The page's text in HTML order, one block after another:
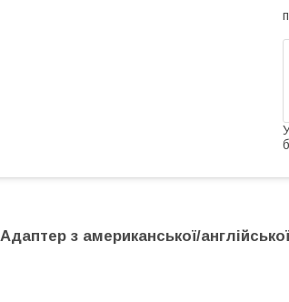
Адаптер з американської/